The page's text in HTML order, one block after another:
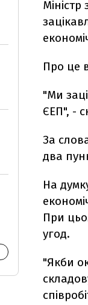
Про це
"Ми
ЄЕП", -
За
два
На
При
угод.
"Якби